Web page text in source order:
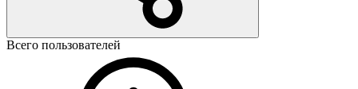
Всего пользователей